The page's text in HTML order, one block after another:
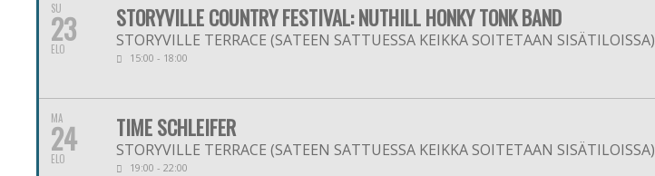
SU
23
ELO
STORYVILLE COUNTRY FESTIVAL: NUTHILL HONKY TONK BAND
STORYVILLE TERRACE (SATEEN SATTUESSA KEIKKA SOITETAAN SISÄTILOISSA)
15:00 - 18:00
MA
24
ELO
TIME SCHLEIFER
STORYVILLE TERRACE (SATEEN SATTUESSA KEIKKA SOITETAAN SISÄTILOISSA)
19:00 - 22:00